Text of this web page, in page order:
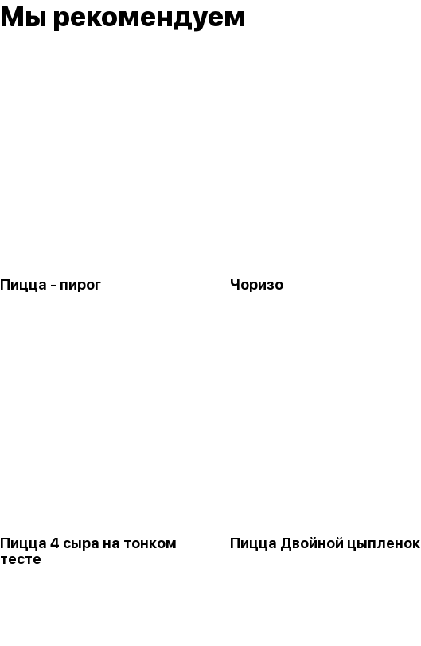
Мы рекомендуем
Пицца - пирог Чоризо
Пицца 4 сыра на тонком
тесте
Пицца Двойной цыпленок